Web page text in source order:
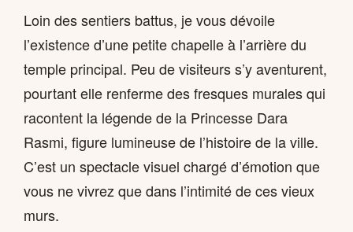
Loin des sentiers battus, je vous dévoile
l’existence d’une petite chapelle à l’arrière du
temple principal. Peu de visiteurs s’y aventurent,
pourtant elle renferme des fresques murales qui
racontent la légende de la Princesse Dara
Rasmi, figure lumineuse de l’histoire de la ville.
C’est un spectacle visuel chargé d’émotion que
vous ne vivrez que dans l’intimité de ces vieux
murs.